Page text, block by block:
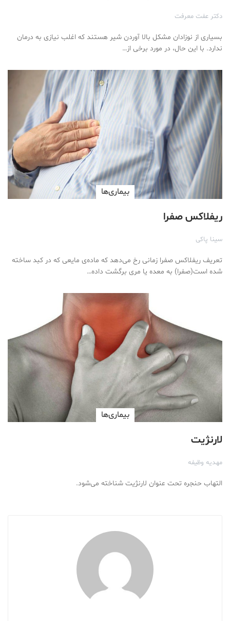
دکتر عفت معرفت
بسیاری از نوزادان مشکل بالا آوردن شیر هستند که اغلب نیازی به درمان
ندارد. با این حال، در مورد برخی از…
بیماری‌ها
ریفلاکس صفرا
سینا پاکی
تعریف ریفلاکس صفرا زمانی رخ می‌دهد که ماده‌ی مایعی که در کبد ساخته
شده است(صفرا) به معده یا مری برگشت داده…
بیماری‌ها
لارنژیت
مهدیه وظیفه
التهاب حنجره تحت عنوان لارنژیت شناخته می‌شود.